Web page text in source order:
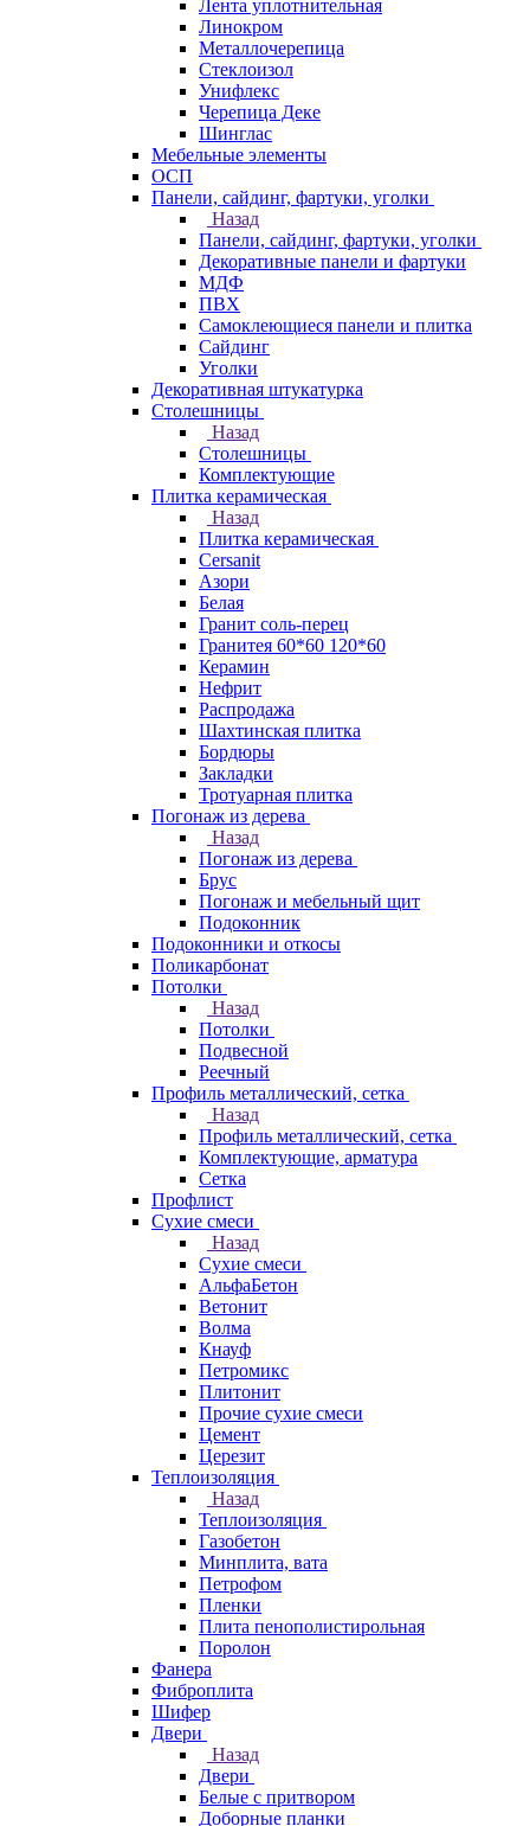
Лента уплотнительная
Линокром
Металлочерепица
Стеклоизол
Унифлекс
Черепица Деке
Шинглас
Мебельные элементы
ОСП
Панели, сайдинг, фартуки, уголки
Назад
Панели, сайдинг, фартуки, уголки
Декоративные панели и фартуки
МДФ
ПВХ
Самоклеющиеся панели и плитка
Сайдинг
Уголки
Декоративная штукатурка
Столешницы
Назад
Столешницы
Комплектующие
Плитка керамическая
Назад
Плитка керамическая
Cersanit
Азори
Белая
Гранит соль-перец
Гранитея 60*60 120*60
Керамин
Нефрит
Распродажа
Шахтинская плитка
Бордюры
Закладки
Тротуарная плитка
Погонаж из дерева
Назад
Погонаж из дерева
Брус
Погонаж и мебельный щит
Подоконник
Подоконники и откосы
Поликарбонат
Потолки
Назад
Потолки
Подвесной
Реечный
Профиль металлический, сетка
Назад
Профиль металлический, сетка
Комплектующие, арматура
Сетка
Профлист
Сухие смеси
Назад
Сухие смеси
АльфаБетон
Ветонит
Волма
Кнауф
Петромикс
Плитонит
Прочие сухие смеси
Цемент
Церезит
Теплоизоляция
Назад
Теплоизоляция
Газобетон
Минплита, вата
Петрофом
Пленки
Плита пенополистирольная
Поролон
Фанера
Фиброплита
Шифер
Двери
Назад
Двери
Белые с притвором
Доборные планки